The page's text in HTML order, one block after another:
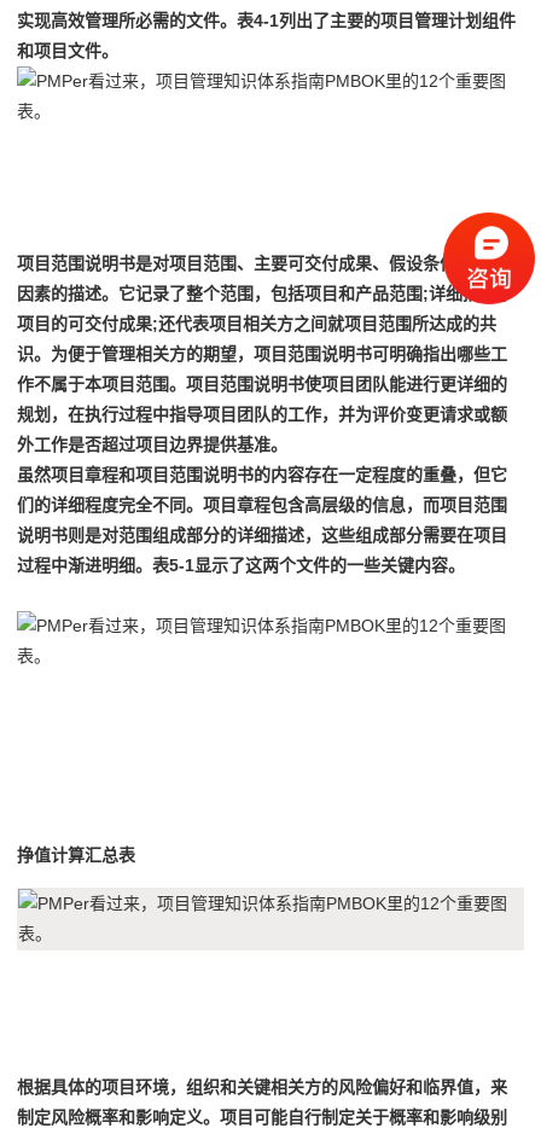
实现高效管理所必需的文件。表4-1列出了主要的项目管理计划组件
和项目文件。
项目范围说明书是对项目范围、主要可交付成果、假设条件和制约
因素的描述。 它记录了整个范围，包括项目和产品范围;详细描述了
项目的可交付成果;还代表项目相关方之间就项目范围所达成的共
识。 为便于管理相关方的期望，项目范围说明书可明确指出哪些工
作不属于本项目范围。项目范围说明书使项目团队能进行更详细的
规划，在执行过程中指导项目团队的工作，并为评价变更请求或额
外工作是否超过项目边界提供基准。
虽然项目章程和项目范围说明书的内容存在一定程度的重叠，但它
们的详细程度完全不同。项目章程包含高层级的信息，而项目范围
说明书则是对范围组成部分的详细描述，这些组成部分需要在项目
过程中渐进明细。表5-1显示了这两个文件的一些关键内容。
挣值计算汇总表
根据具体的项目环境，组织和关键相关方的风险偏好和临界值，来
制定风险概率和影响定义。项目可能自行制定关于概率和影响级别